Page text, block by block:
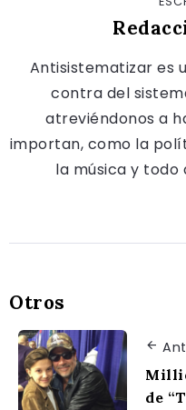
Antisistematizar es
contra del
atreviéndonos a
importan, como la
la música y todo
Otros
de